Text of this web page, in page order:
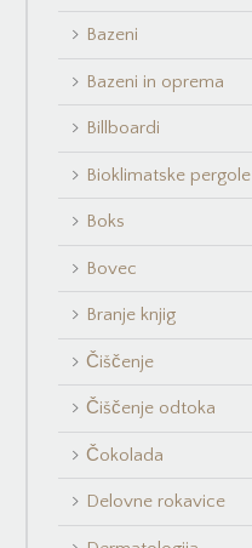
Bazeni
Bazeni in oprema
Billboardi
Bioklimatske pergole
Boks
Bovec
Branje knjig
Čiščenje
Čiščenje odtoka
Čokolada
Delovne rokavice